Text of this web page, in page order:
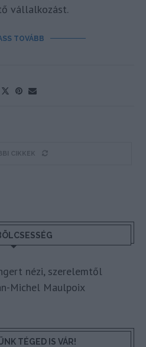
vállalkozást.
TOVÁBB
CIKKEK
nézi, szerelemtől
Michel Maulpoix
TÉGED IS VÁR!